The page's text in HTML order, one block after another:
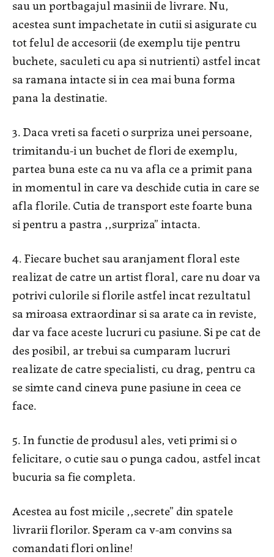
sau un portbagajul masinii de livrare. Nu,
acestea sunt impachetate in cutii si asigurate cu
tot felul de accesorii (de exemplu tije pentru
buchete, saculeti cu apa si nutrienti) astfel incat
sa ramana intacte si in cea mai buna forma
pana la destinatie.
3. Daca vreti sa faceti o surpriza unei persoane,
trimitandu-i un buchet de flori de exemplu,
partea buna este ca nu va afla ce a primit pana
in momentul in care va deschide cutia in care se
afla florile. Cutia de transport este foarte buna
si pentru a pastra ,,surpriza” intacta.
4. Fiecare buchet sau aranjament floral este
realizat de catre un artist floral, care nu doar va
potrivi culorile si florile astfel incat rezultatul
sa miroasa extraordinar si sa arate ca in reviste,
dar va face aceste lucruri cu pasiune. Si pe cat de
des posibil, ar trebui sa cumparam lucruri
realizate de catre specialisti, cu drag, pentru ca
se simte cand cineva pune pasiune in ceea ce
face.
5. In functie de produsul ales, veti primi si o
felicitare, o cutie sau o punga cadou, astfel incat
bucuria sa fie completa.
Acestea au fost micile ,,secrete” din spatele
livrarii florilor. Speram ca v-am convins sa
comandati flori online!